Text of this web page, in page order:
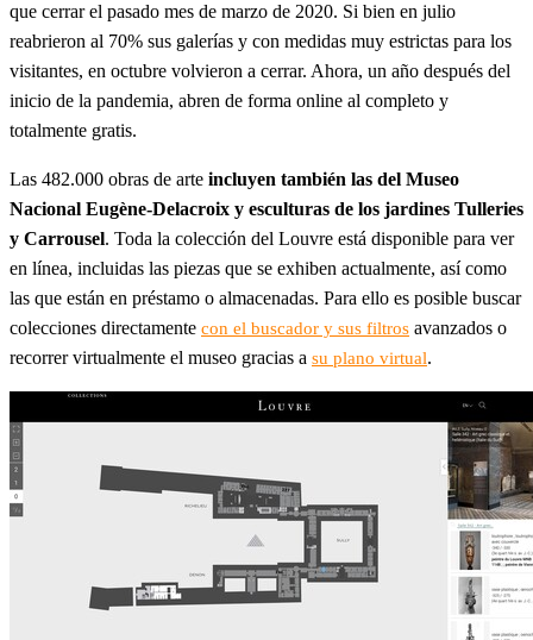
que cerrar el pasado mes de marzo de 2020. Si bien en julio
reabrieron al 70% sus galerías y con medidas muy estrictas para los
visitantes, en octubre volvieron a cerrar. Ahora, un año después del
inicio de la pandemia, abren de forma online al completo y
totalmente gratis.
Las 482.000 obras de arte incluyen también las del Museo
Nacional Eugène-Delacroix y esculturas de los jardines Tulleries
y Carrousel. Toda la colección del Louvre está disponible para ver
en línea, incluidas las piezas que se exhiben actualmente, así como
las que están en préstamo o almacenadas. Para ello es posible buscar
colecciones directamente con el buscador y sus filtros avanzados o
recorrer virtualmente el museo gracias a su plano virtual.